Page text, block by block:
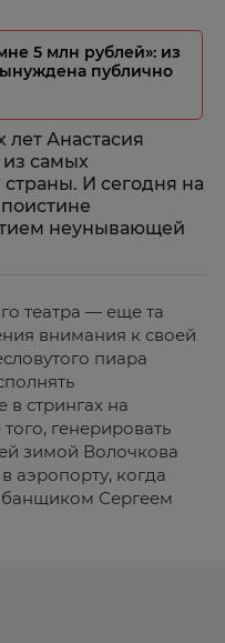
5 млн рублей»: из
публично
Анастасия
самых
И сегодня на
неунывающей
театра — еще та
внимания к своей
пиара
стрингах на
генерировать
зимой Волочкова
аэропорту, когда
Сергеем